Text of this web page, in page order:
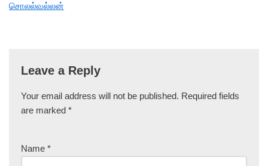
சொலல்வல்லன்
Leave a Reply
Your email address will not be published. Required fields
are marked *
Name *